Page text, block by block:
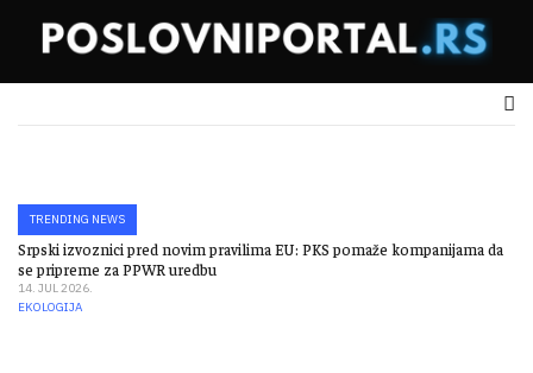
TRENDING NEWS
Srpski izvoznici pred novim pravilima EU: PKS pomaže kompanijama da
se pripreme za PPWR uredbu
14. JUL 2026.
EKOLOGIJA